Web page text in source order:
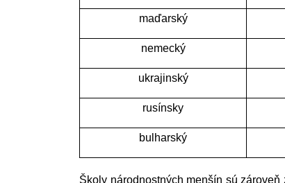
maďarský
nemecký
ukrajinský
rusínsky
bulharský
Školy národnostných menšín sú